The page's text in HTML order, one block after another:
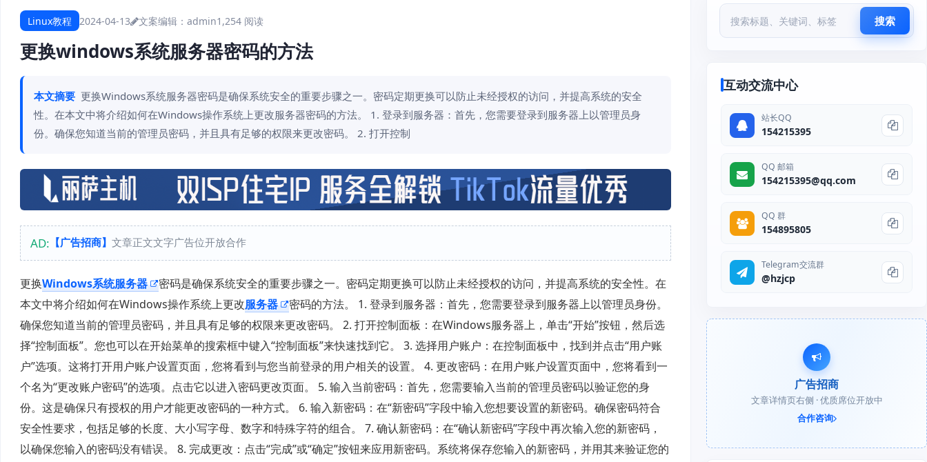
Linux教程 2024-04-13 文案编辑：admin1,254 阅读
更换windows系统服务器密码的方法
本文摘要 更换Windows系统服务器密码是确保系统安全的重要步骤之一。密码定期更换可以防止未经授权的访问，并提高系统的安全
性。在本文中将介绍如何在Windows操作系统上更改服务器密码的方法。 1. 登录到服务器：首先，您需要登录到服务器上以管理员身
份。确保您知道当前的管理员密码，并且具有足够的权限来更改密码。 2. 打开控制
AD: 【广告招商】 文章正文文字广告位开放合作
更换Windows系统服务器
密码是确保系统安全的重要步骤之一。密码定期更换可以防止未经授权的访问，并提高系统的安全性。在
本文中将介绍如何在Windows操作系统上更改服务器
密码的方法。 1. 登录到服务器：首先，您需要登录到服务器上以管理员身份。
确保您知道当前的管理员密码，并且具有足够的权限来更改密码。 2. 打开控制面板：在Windows服务器上，单击“开始”按钮，然后选
择“控制面板”。您也可以在开始菜单的搜索框中键入“控制面板”来快速找到它。 3. 选择用户账户：在控制面板中，找到并点击“用户账
户”选项。这将打开用户账户设置页面，您将看到与您当前登录的用户相关的设置。 4. 更改密码：在用户账户设置页面中，您将看到一
个名为“更改账户密码”的选项。点击它以进入密码更改页面。 5. 输入当前密码：首先，您需要输入当前的管理员密码以验证您的身
份。这是确保只有授权的用户才能更改密码的一种方式。 6. 输入新密码：在“新密码”字段中输入您想要设置的新密码。确保密码符合
安全性要求，包括足够的长度、大小写字母、数字和特殊字符的组合。 7. 确认新密码：在“确认新密码”字段中再次输入您的新密码，
以确保您输入的密码没有错误。 8. 完成更改：点击“完成”或“确定”按钮来应用新密码。系统将保存您输入的新密码，并用其来验证您的
搜索
互动交流中心
站长QQ
154215395
QQ 邮箱
154215395@qq.com
QQ 群
154895805
Telegram交流群
@hzjcp
广告招商
文章详情页右侧 · 优质席位开放中
合作咨询